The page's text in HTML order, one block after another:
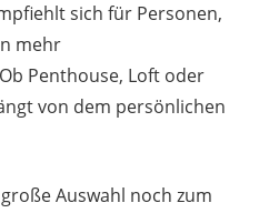
sich für Personen,
mehr
Penthouse, Loft oder
von dem persönlichen
Auswahl noch zum